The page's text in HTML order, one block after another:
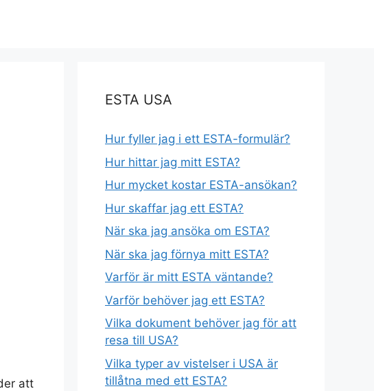
att
ESTA USA
Hur fyller jag i ett ESTA-formulär?
Hur hittar jag mitt ESTA?
Hur mycket kostar ESTA-ansökan?
Hur skaffar jag ett ESTA?
När ska jag ansöka om ESTA?
När ska jag förnya mitt ESTA?
Varför är mitt ESTA väntande?
Varför behöver jag ett ESTA?
Vilka dokument behöver jag för att
resa till USA?
Vilka typer av vistelser i USA är
tillåtna med ett ESTA?